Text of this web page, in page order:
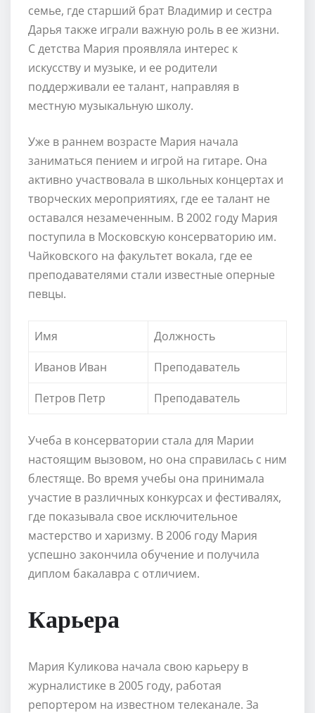
семье, где старший брат Владимир и сестра
Дарья также играли важную роль в ее жизни.
С детства Мария проявляла интерес к
искусству и музыке, и ее родители
поддерживали ее талант, направляя в
местную музыкальную школу.
Уже в раннем возрасте Мария начала
заниматься пением и игрой на гитаре. Она
активно участвовала в школьных концертах и
творческих мероприятиях, где ее талант не
оставался незамеченным. В 2002 году Мария
поступила в Московскую консерваторию им.
Чайковского на факультет вокала, где ее
преподавателями стали известные оперные
певцы.
Имя
Должность
Иванов Иван
Преподаватель
Петров Петр
Преподаватель
Учеба в консерватории стала для Марии
настоящим вызовом, но она справилась с ним
блестяще. Во время учебы она принимала
участие в различных конкурсах и фестивалях,
где показывала свое исключительное
мастерство и харизму. В 2006 году Мария
успешно закончила обучение и получила
диплом бакалавра с отличием.
Карьера
Мария Куликова начала свою карьеру в
журналистике в 2005 году, работая
репортером на известном телеканале. За